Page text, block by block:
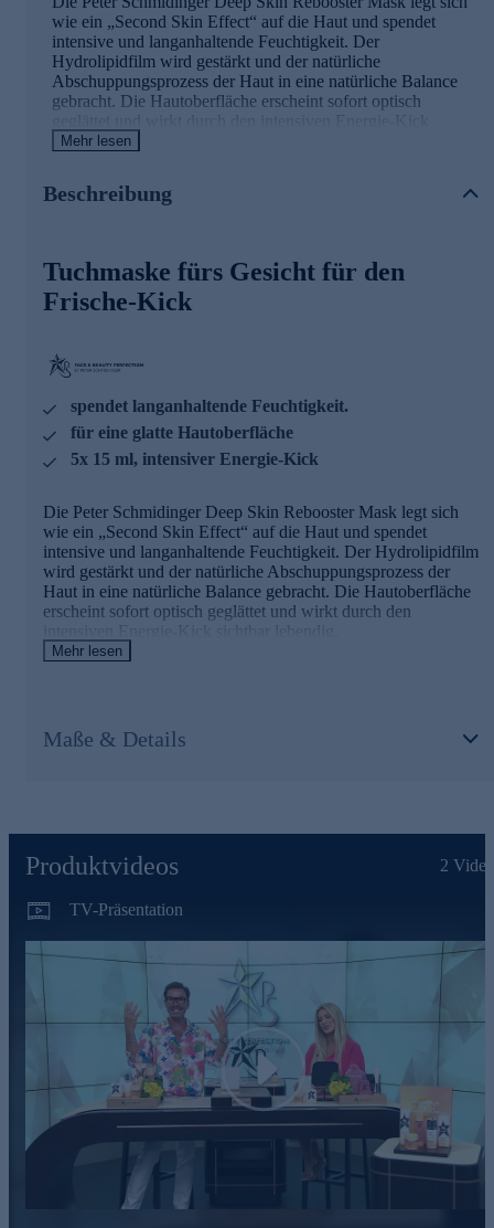
wie ein „Second Skin Effect“ auf die Haut und spendet
intensive und langanhaltende Feuchtigkeit. Der
Hydrolipidfilm wird gestärkt und der natürliche
Abschuppungsprozess der Haut in eine natürliche Balance
gebracht. Die Hautoberfläche erscheint sofort optisch
geglättet und wirkt durch den intensiven Energie-Kick
sichtbar lebendig.
Die Hauptinhaltsstoffe und ihre Wirkweisen
• kann wie ein Energiebooster & Zell-aktivator wirken
• spürbare Hautglättung & Geschmeidigkeit
• kann die natürliche Abschuppung optimieren
• kann den natürlichen Säureschutzmantel der Haut
stabilisieren
Nutzen Sie die Gelegenheit und bestellen jetzt bequem
online.
Mehr lesen
Beschreibung
Tuchmaske fürs Gesicht für den
Frische-Kick
spendet langanhaltende Feuchtigkeit.
für eine glatte Hautoberfläche
5x 15 ml, intensiver Energie-Kick
Die Peter Schmidinger Deep Skin Rebooster Mask legt sich
wie ein „Second Skin Effect“ auf die Haut und spendet
intensive und langanhaltende Feuchtigkeit. Der Hydrolipidfilm
wird gestärkt und der natürliche Abschuppungsprozess der
Haut in eine natürliche Balance gebracht. Die Hautoberfläche
erscheint sofort optisch geglättet und wirkt durch den
intensiven Energie-Kick sichtbar lebendig.
• kann die natürliche Abschuppung optimieren
• kann den natürlichen Säureschutzmantel der Haut
online.
Mehr lesen
Maße & Details
Produktvideos 2
TV-Präsentation
Play